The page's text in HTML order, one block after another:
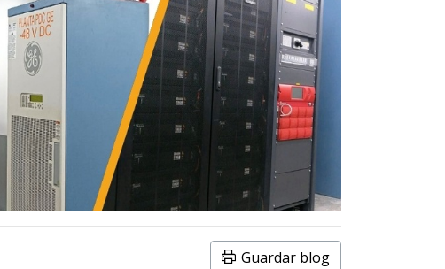
Guardar blog